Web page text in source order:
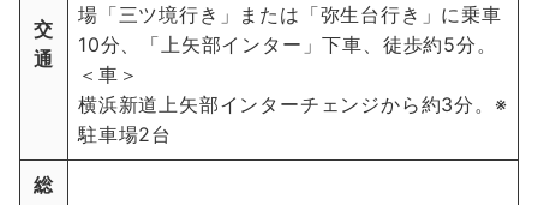
交
通
場「三ツ境行き」または「弥生台行き」に乗車
10分、「上矢部インター」下車、徒歩約5分。
＜車＞
横浜新道上矢部インターチェンジから約3分。※
駐車場2台
総